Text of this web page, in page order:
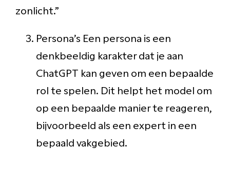
zonlicht.”
Persona’s Een persona is een
denkbeeldig karakter dat je aan
ChatGPT kan geven om een bepaalde
rol te spelen. Dit helpt het model om
op een bepaalde manier te reageren,
bijvoorbeeld als een expert in een
bepaald vakgebied.